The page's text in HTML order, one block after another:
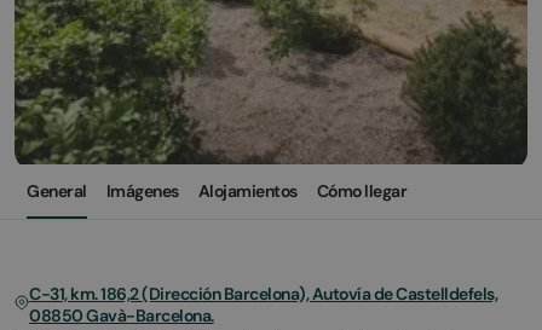
General Imágenes Alojamientos Cómo llegar
C-31, km. 186,2 (Dirección Barcelona), Autovía de Castelldefels,
08850 Gavà-Barcelona.